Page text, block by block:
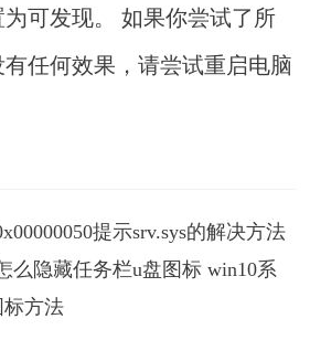
可发现。 如果你尝试了所
任何效果，请尝试重启电脑
提示srv.sys的解决方法
么隐藏任务栏u盘图标 win10系
方法